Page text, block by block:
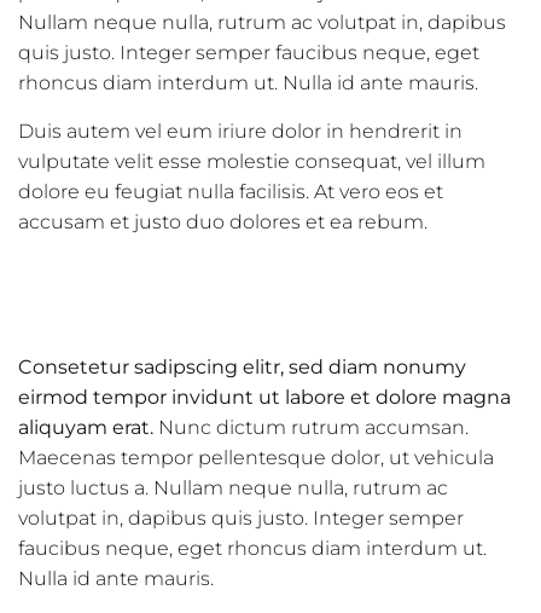
Nullam neque nulla, rutrum ac volutpat in, dapibus
quis justo. Integer semper faucibus neque, eget
rhoncus diam interdum ut. Nulla id ante mauris.
Duis autem vel eum iriure dolor in hendrerit in
vulputate velit esse molestie consequat, vel illum
dolore eu feugiat nulla facilisis. At vero eos et
accusam et justo duo dolores et ea rebum.
Consetetur sadipscing elitr, sed diam nonumy
eirmod tempor invidunt ut labore et dolore magna
aliquyam erat. Nunc dictum rutrum accumsan.
Maecenas tempor pellentesque dolor, ut vehicula
justo luctus a. Nullam neque nulla, rutrum ac
volutpat in, dapibus quis justo. Integer semper
faucibus neque, eget rhoncus diam interdum ut.
Nulla id ante mauris.